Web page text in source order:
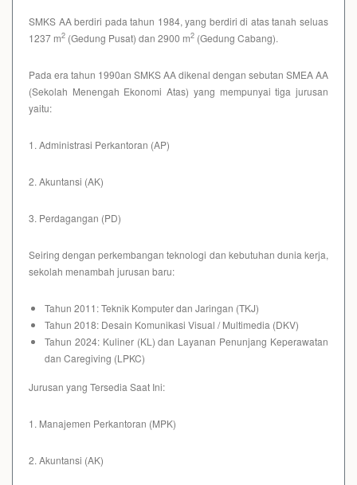
SMKS AA berdiri pada tahun 1984, yang berdiri di atas tanah seluas
1237 m2 (Gedung Pusat) dan 2900 m2 (Gedung Cabang).
Pada era tahun 1990an SMKS AA dikenal dengan sebutan SMEA AA
(Sekolah Menengah Ekonomi Atas) yang mempunyai tiga jurusan
yaitu:
1. Administrasi Perkantoran (AP)
2. Akuntansi (AK)
3. Perdagangan (PD)
Seiring dengan perkembangan teknologi dan kebutuhan dunia kerja,
sekolah menambah jurusan baru:
Tahun 2011: Teknik Komputer dan Jaringan (TKJ)
Tahun 2018: Desain Komunikasi Visual / Multimedia (DKV)
Tahun 2024: Kuliner (KL) dan Layanan Penunjang Keperawatan
dan Caregiving (LPKC)
Jurusan yang Tersedia Saat Ini:
1. Manajemen Perkantoran (MPK)
2. Akuntansi (AK)